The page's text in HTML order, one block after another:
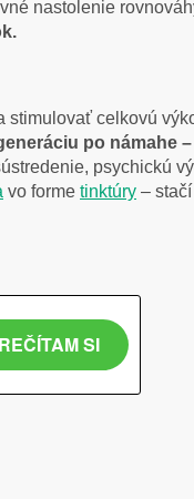
nastolenie
stimulovať celkovú
po námahe
psychickú
vo forme tinktúry –